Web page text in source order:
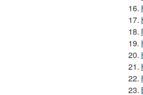
16.
17.
18.
19.
20.
21.
22.
23.